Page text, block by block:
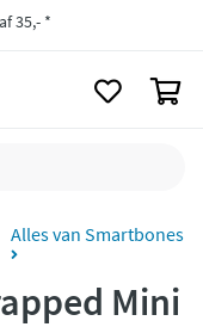
35,- *
Alles van Smartbones
Mini